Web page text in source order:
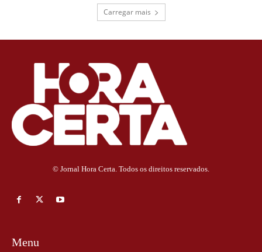
Carregar mais
© Jornal Hora Certa. Todos os direitos reservados.
Menu